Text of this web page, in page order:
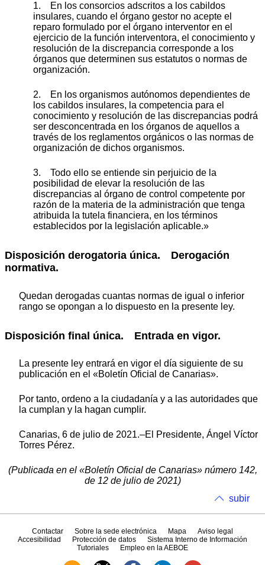
1. En los consorcios adscritos a los cabildos
insulares, cuando el órgano gestor no acepte el
reparo formulado por el órgano interventor en el
ejercicio de la función interventora, el conocimiento y
resolución de la discrepancia corresponde a los
órganos que determinen sus estatutos o normas de
organización.
2. En los organismos autónomos dependientes de
los cabildos insulares, la competencia para el
conocimiento y resolución de las discrepancias podrá
ser desconcentrada en los órganos de aquellos a
través de los reglamentos orgánicos o las normas de
organización de dichos organismos.
3. Todo ello se entiende sin perjuicio de la
posibilidad de elevar la resolución de las
discrepancias al órgano de control competente por
razón de la materia de la administración que tenga
atribuida la tutela financiera, en los términos
establecidos por la legislación aplicable.»
Disposición derogatoria única. Derogación
normativa.
Quedan derogadas cuantas normas de igual o inferior
rango se opongan a lo dispuesto en la presente ley.
Disposición final única. Entrada en vigor.
La presente ley entrará en vigor el día siguiente de su
publicación en el «Boletín Oficial de Canarias».
Por tanto, ordeno a la ciudadanía y a las autoridades que
la cumplan y la hagan cumplir.
Canarias, 6 de julio de 2021.–El Presidente, Ángel Víctor
Torres Pérez.
(Publicada en el «Boletín Oficial de Canarias» número 142,
de 12 de julio de 2021)
subir
Contactar Sobre la sede electrónica Mapa
Aviso legal
Accesibilidad
Protección de datos
Sistema Interno de Información
Tutoriales
Empleo en la AEBOE